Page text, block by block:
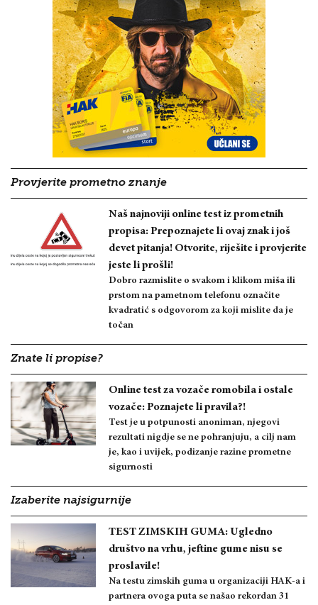
Provjerite prometno znanje
Naš najnoviji online test iz prometnih
propisa: Prepoznajete li ovaj znak i još
devet pitanja! Otvorite, riješite i provjerite
jeste li prošli!
Dobro razmislite o svakom i klikom miša ili
prstom na pametnom telefonu označite
kvadratić s odgovorom za koji mislite da je
točan
Znate li propise?
Online test za vozače romobila i ostale
vozače: Poznajete li pravila?!
Test je u potpunosti anoniman, njegovi
rezultati nigdje se ne pohranjuju, a cilj nam
je, kao i uvijek, podizanje razine prometne
sigurnosti
Izaberite najsigurnije
TEST ZIMSKIH GUMA: Ugledno
društvo na vrhu, jeftine gume nisu se
proslavile!
Na testu zimskih guma u organizaciji HAK-a i
partnera ovoga puta se našao rekordan 31